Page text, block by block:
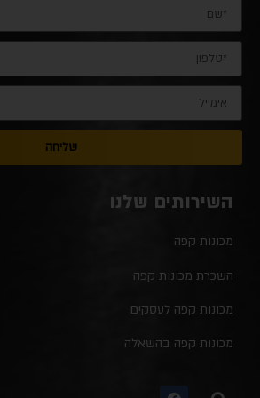
שליחה
השירותים שלנו
מכונות קפה
השכרת מכונות קפה
מכונות קפה לעסקים
מכונות קפה בהשאלה